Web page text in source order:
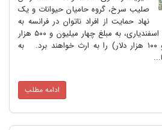
صلیب سرخ، گروه حامیان حیوانات و یک
نهاد حمایت از افراد ناتوان در فرانسه به
طور مساوی بخشی از ثروت اسفندیاری، به مبلغ چهار میلیون و ۵۰۰ هزار
یورو (معادل شش میلیون و ۱۰۰ هزار دلار) را به ارث خواهند برد. به
ادامه مطلب